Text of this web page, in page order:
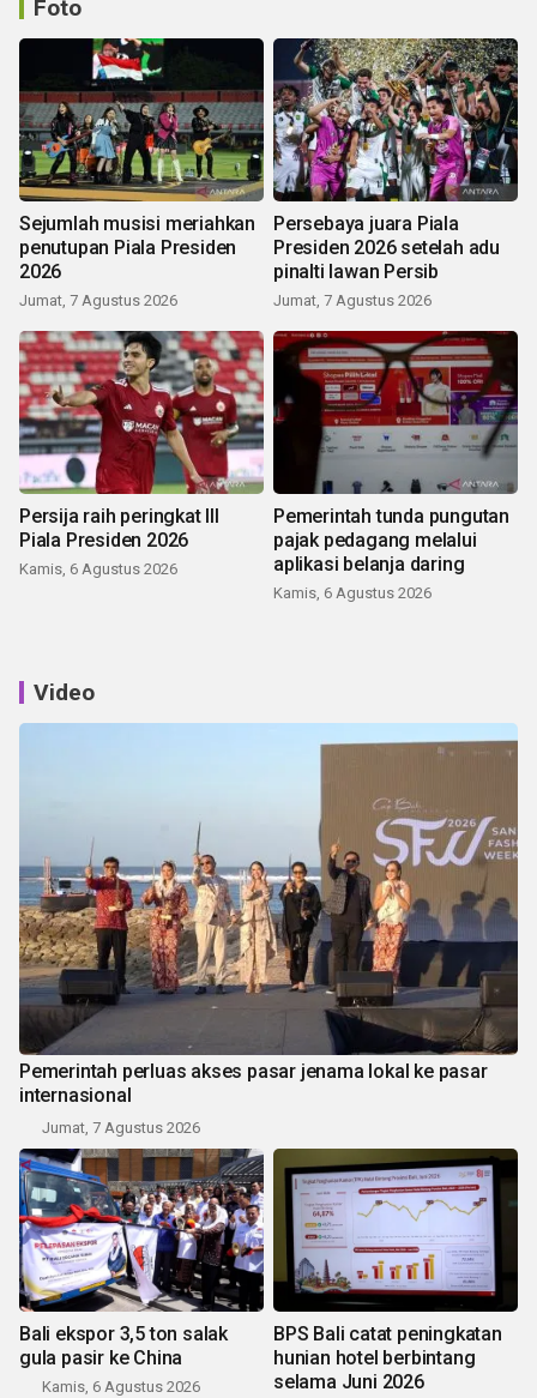
Foto
Sejumlah musisi meriahkan
penutupan Piala Presiden
2026
Jumat, 7 Agustus 2026
Persebaya juara Piala
Presiden 2026 setelah adu
pinalti lawan Persib
Jumat, 7 Agustus 2026
Persija raih peringkat III
Piala Presiden 2026
Kamis, 6 Agustus 2026
Pemerintah tunda pungutan
pajak pedagang melalui
aplikasi belanja daring
Kamis, 6 Agustus 2026
Video
Pemerintah perluas akses pasar jenama lokal ke pasar
internasional
Jumat, 7 Agustus 2026
Bali ekspor 3,5 ton salak
gula pasir ke China
Kamis, 6 Agustus 2026
BPS Bali catat peningkatan
hunian hotel berbintang
selama Juni 2026